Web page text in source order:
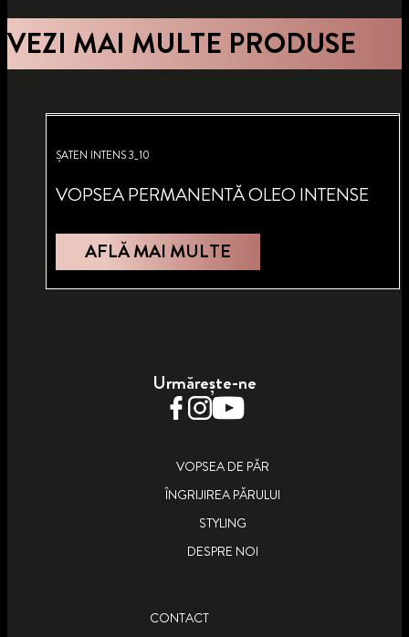
VEZI MAI MULTE PRODUSE
ȘATEN INTENS 3_10
VOPSEA PERMANENTĂ OLEO INTENSE
AFLĂ MAI MULTE
Urmărește-ne
VOPSEA DE PĂR
ÎNGRIJIREA PĂRULUI
STYLING
DESPRE NOI
CONTACT